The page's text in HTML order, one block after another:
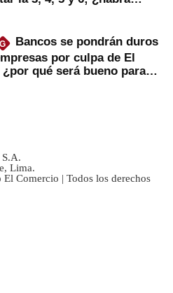
G
Bancos se pondrán duros
por culpa de El
¿por qué será bueno para
Lima.
Comercio | Todos los derechos